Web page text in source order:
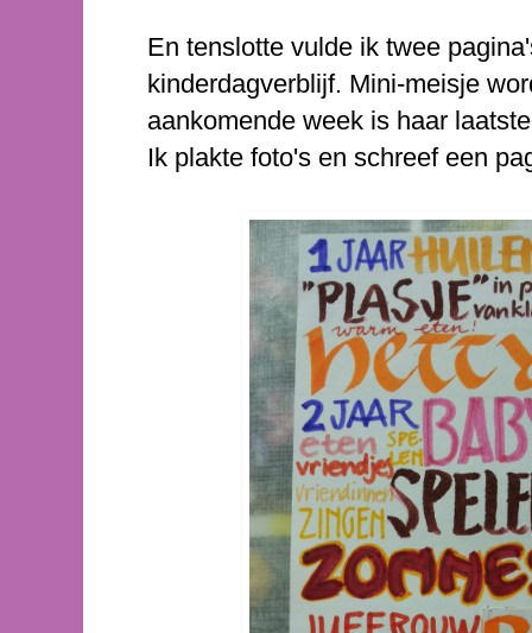
En tenslotte vulde ik twee
kinderdagverblijf. Mini-meisje
aankomende week is haar
Ik plakte foto's en schreef een